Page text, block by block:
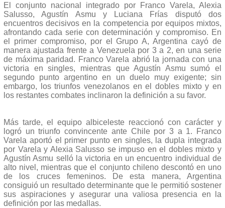
El conjunto nacional integrado por Franco Varela, Alexia
Salusso, Agustín Asmu y Luciana Frías disputó dos
encuentros decisivos en la competencia por equipos mixtos,
afrontando cada serie con determinación y compromiso. En
el primer compromiso, por el Grupo A, Argentina cayó de
manera ajustada frente a Venezuela por 3 a 2, en una serie
de máxima paridad. Franco Varela abrió la jornada con una
victoria en singles, mientras que Agustín Asmu sumó el
segundo punto argentino en un duelo muy exigente; sin
embargo, los triunfos venezolanos en el dobles mixto y en
los restantes combates inclinaron la definición a su favor.
Más tarde, el equipo albiceleste reaccionó con carácter y
logró un triunfo convincente ante Chile por 3 a 1. Franco
Varela aportó el primer punto en singles, la dupla integrada
por Varela y Alexia Salusso se impuso en el dobles mixto y
Agustín Asmu selló la victoria en un encuentro individual de
alto nivel, mientras que el conjunto chileno descontó en uno
de los cruces femeninos. De esta manera, Argentina
consiguió un resultado determinante que le permitió sostener
sus aspiraciones y asegurar una valiosa presencia en la
definición por las medallas.